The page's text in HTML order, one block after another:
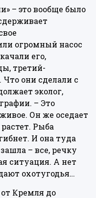
– это вообще было
огромный насос
его,
третий-
Что они сделали с
эколог,
– Это
Он же оседает
Рыба
И она туда
– все, речку
ситуация. А нет
охотугодья…
Кремля до